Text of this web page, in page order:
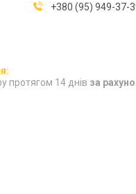
+380 (95) 949-37-
протягом 14 днів за